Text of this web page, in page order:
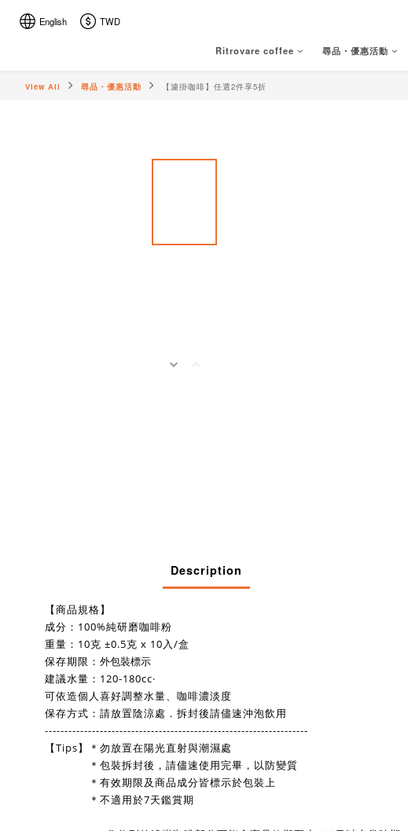
English TWD
Ritrovare coffee 尋品・優惠活動
View All 尋品・優惠活動 【濾掛咖啡】任選2件享5折
Description
【商品規格】
成分：100%純研磨咖啡粉
重量：10克 ±0.5克 x 10入/盒
保存期限： 外包裝標示
建議水量：120-180cc·
可依造個人喜好調整水量、咖啡濃淡度
保存方式：請放置陰涼處．拆封後請儘速沖泡飲用
-------------------------------------------------------------------
【Tips】＊勿放置在陽光直射與潮濕處
              ＊包裝拆封後，請儘速使用完畢，以防變質
              ＊有效期限及商品成分皆標示於包裝上
              ＊不適用於7天鑑賞期